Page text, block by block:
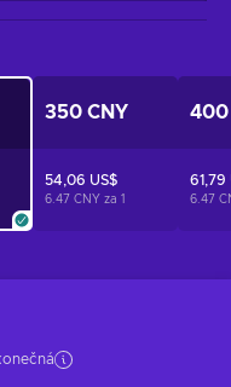
350 CNY
54,06 US$
6.47 CNY za 1
400
61,79
6.47